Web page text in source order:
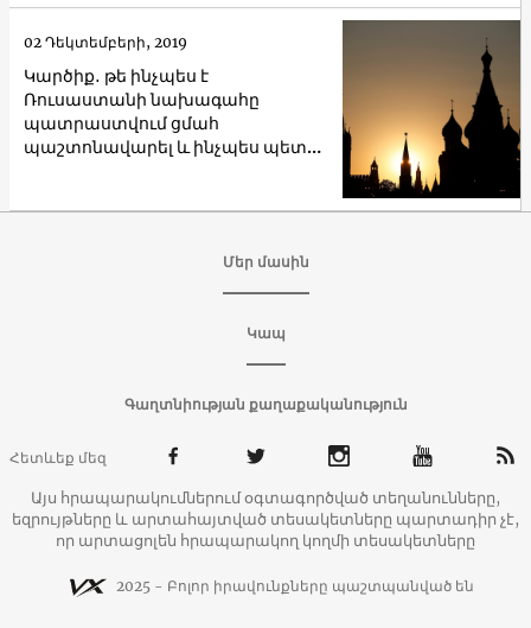
Կարծիք․ թե ինչպես է
Ռուսաստանի նախագահը
պատրաստվում ցմահ
պաշտոնավարել և ինչպես պետք
02 Դեկտեմբերի, 2019
Մեր մասին
Կապ
Գաղտնիության քաղաքականություն
Հետևեք մեզ
Այս հրապարակումներում օգտագործված տեղանունները,
եզրույթները և արտահայտված տեսակետները պարտադիր չէ,
որ արտացոլեն հրապարակող կողմի տեսակետները
2025 - Բոլոր իրավունքները պաշտպանված են